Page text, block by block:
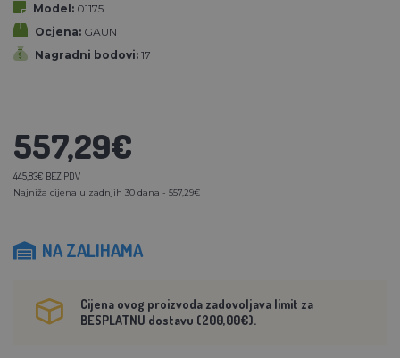
Model: 01175
Ocjena: GAUN
Nagradni bodovi: 17
557,29€
445,83€ BEZ PDV
Najniža cijena u zadnjih 30 dana - 557,29€
NA ZALIHAMA
Cijena ovog proizvoda zadovoljava limit za
BESPLATNU dostavu (200,00€).